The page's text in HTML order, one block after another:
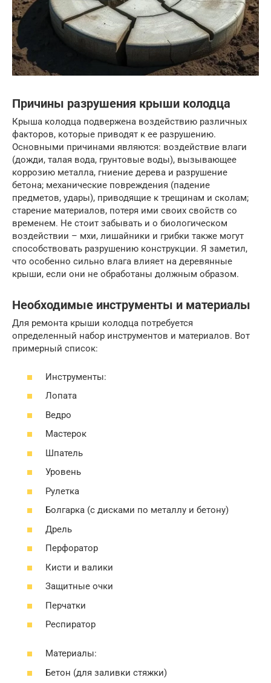
Причины разрушения крыши колодца
Крыша колодца подвержена воздействию различных
факторов, которые приводят к ее разрушению.
Основными причинами являются: воздействие влаги
(дожди, талая вода, грунтовые воды), вызывающее
коррозию металла, гниение дерева и разрушение
бетона; механические повреждения (падение
предметов, удары), приводящие к трещинам и сколам;
старение материалов, потеря ими своих свойств со
временем. Не стоит забывать и о биологическом
воздействии – мхи, лишайники и грибки также могут
способствовать разрушению конструкции. Я заметил,
что особенно сильно влага влияет на деревянные
крыши, если они не обработаны должным образом.
Необходимые инструменты и материалы
Для ремонта крыши колодца потребуется
определенный набор инструментов и материалов. Вот
примерный список:
Инструменты:
Лопата
Ведро
Мастерок
Шпатель
Уровень
Рулетка
Болгарка (с дисками по металлу и бетону)
Дрель
Перфоратор
Кисти и валики
Защитные очки
Перчатки
Респиратор
Материалы:
Бетон (для заливки стяжки)